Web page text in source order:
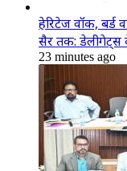
हेरिटेज वॉक, बर्ड
सैर तक: डेलीगेट्स
23 minutes ago